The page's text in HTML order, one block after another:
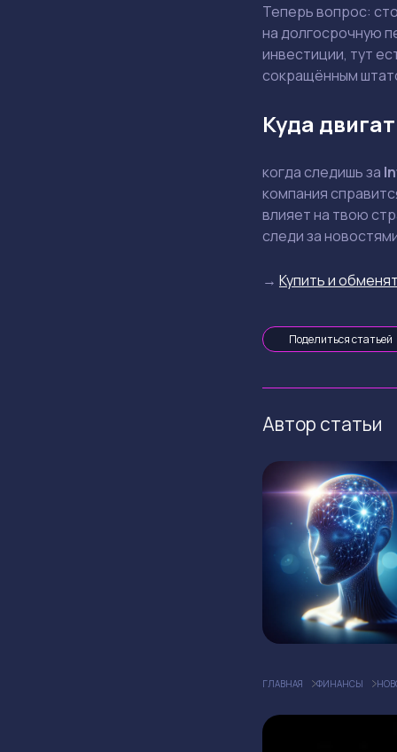
Теперь вопрос:
на долгосрочную
инвестиции, тут
сокращённым
Куда
когда следишь за
компания
влияет на твою
следи за
→ Купить и
Поделиться статьей
Автор статьи
ГЛАВНАЯ ФИНАНСЫ